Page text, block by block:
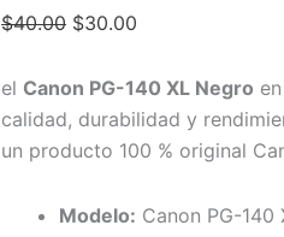
$40.00 $30.00
el Canon PG-140 XL Negro en
calidad, durabilidad y
un producto 100 % original
Modelo: Canon PG-140